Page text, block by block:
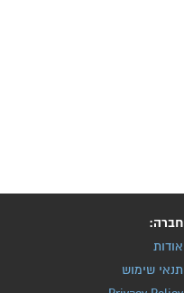
חברה:
אודות
תנאי שימוש